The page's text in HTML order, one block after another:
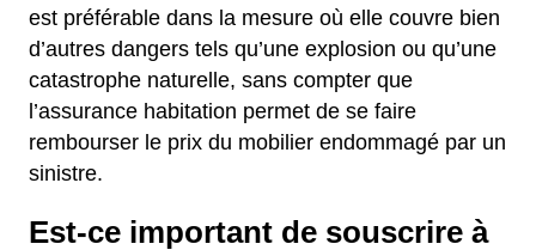
est préférable dans la mesure où elle couvre bien
d’autres dangers tels qu’une explosion ou qu’une
catastrophe naturelle, sans compter que
l’assurance habitation permet de se faire
rembourser le prix du mobilier endommagé par un
sinistre.
Est-ce important de souscrire à